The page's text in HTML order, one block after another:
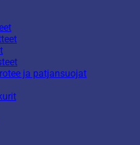
ja patjansuojat